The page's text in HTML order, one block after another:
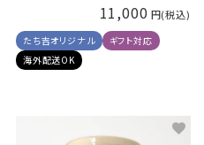
11,000
たち吉オリジナル
ギフト対応
海外配送OK